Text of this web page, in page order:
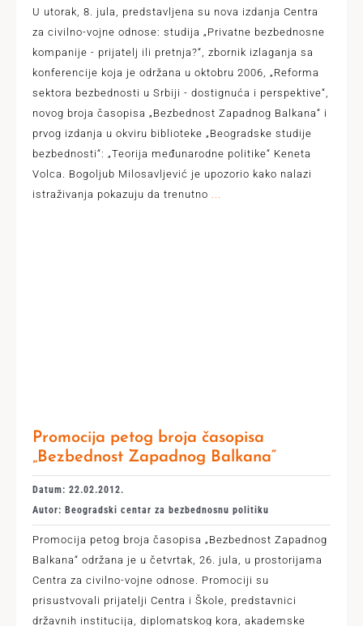
U utorak, 8. jula, predstavljena su nova izdanja Centra
za civilno-vojne odnose: studija „Privatne bezbednosne
kompanije - prijatelj ili pretnja?“, zbornik izlaganja sa
konferencije koja je održana u oktobru 2006, „Reforma
sektora bezbednosti u Srbiji - dostignuća i perspektive“,
novog broja časopisa „Bezbednost Zapadnog Balkana“ i
prvog izdanja u okviru biblioteke „Beogradske studije
bezbednosti“: „Teorija međunarodne politike“ Keneta
Volca. Bogoljub Milosavljević je upozorio kako nalazi
istraživanja pokazuju da trenutno
Promocija petog broja časopisa
„Bezbednost Zapadnog Balkana“
Datum: 22.02.2012.
Autor: Beogradski centar za bezbednosnu politiku
Promocija petog broja časopisa „Bezbednost Zapadnog
Balkana“ održana je u četvrtak, 26. jula, u prostorijama
Centra za civilno-vojne odnose. Promociji su
prisustvovali prijatelji Centra i Škole, predstavnici
državnih institucija, diplomatskog kora, akademske